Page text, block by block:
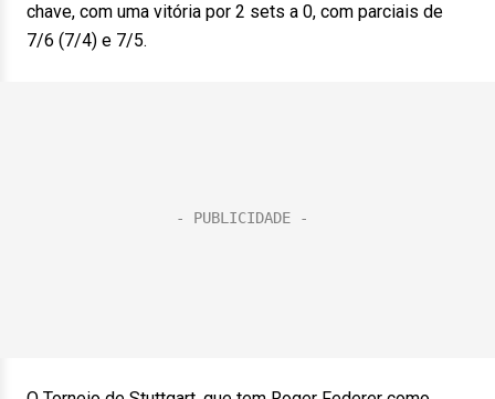
chave, com uma vitória por 2 sets a 0, com parciais de
7/6 (7/4) e 7/5.